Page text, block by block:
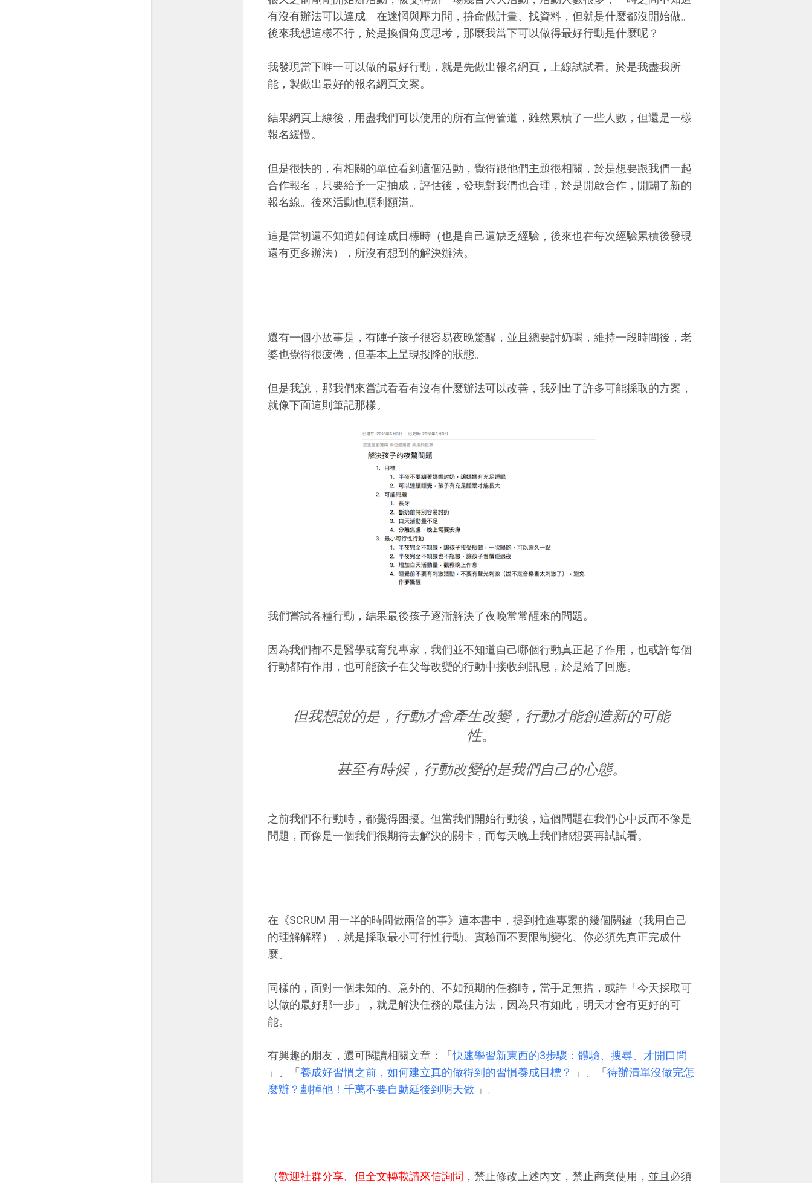
有沒有辦法可以達成。在迷惘與壓力間，拚命做計畫、找資料，但就是什麼都沒開始做。
後來我想這樣不行，於是換個角度思考，那麼我當下可以做得最好行動是什麼呢？
我發現當下唯一可以做的最好行動，就是先做出報名網頁，上線試試看。於是我盡我所
能，製做出最好的報名網頁文案。
結果網頁上線後，用盡我們可以使用的所有宣傳管道，雖然累積了一些人數，但還是一樣
報名緩慢。
但是很快的，有相關的單位看到這個活動，覺得跟他們主題很相關，於是想要跟我們一起
合作報名，只要給予一定抽成，評估後，發現對我們也合理，於是開啟合作，開闢了新的
報名線。後來活動也順利額滿。
這是當初還不知道如何達成目標時（也是自己還缺乏經驗，後來也在每次經驗累積後發現
還有更多辦法），所沒有想到的解決辦法。
還有一個小故事是，有陣子孩子很容易夜晚驚醒，並且總要討奶喝，維持一段時間後，老
婆也覺得很疲倦，但基本上呈現投降的狀態。
但是我說，那我們來嘗試看看有沒有什麼辦法可以改善，我列出了許多可能採取的方案，
就像下面這則筆記那樣。
我們嘗試各種行動，結果最後孩子逐漸解決了夜晚常常醒來的問題。
因為我們都不是醫學或育兒專家，我們並不知道自己哪個行動真正起了作用，也或許每個
行動都有作用，也可能孩子在父母改變的行動中接收到訊息，於是給了回應。
但我想說的是，行動才會產生改變，行動才能創造新的可能
性。
甚至有時候，行動改變的是我們自己的心態。
之前我們不行動時，都覺得困擾。但當我們開始行動後，這個問題在我們心中反而不像是
問題，而像是一個我們很期待去解決的關卡，而每天晚上我們都想要再試試看。
在《SCRUM 用一半的時間做兩倍的事》這本書中，提到推進專案的幾個關鍵（我用自己
的理解解釋），就是採取最小可行性行動、實驗而不要限制變化、你必須先真正完成什
麼。
同樣的，面對一個未知的、意外的、不如預期的任務時，當手足無措，或許「今天採取可
以做的最好那一步」，就是解決任務的最佳方法，因為只有如此，明天才會有更好的可
能。
有興趣的朋友，還可閱讀相關文章：「快速學習新東西的3步驟：體驗、搜尋、才開口問
」、「 養成好習慣之前，如何建立真的做得到的習慣養成目標？ 」、「 待辦清單沒做完怎
麼辦？劃掉他！千萬不要自動延後到明天做 」。
（歡迎社群分享。但全文轉載請來信詢問 ，禁止修改上述內文，禁止商業使用，並且必須